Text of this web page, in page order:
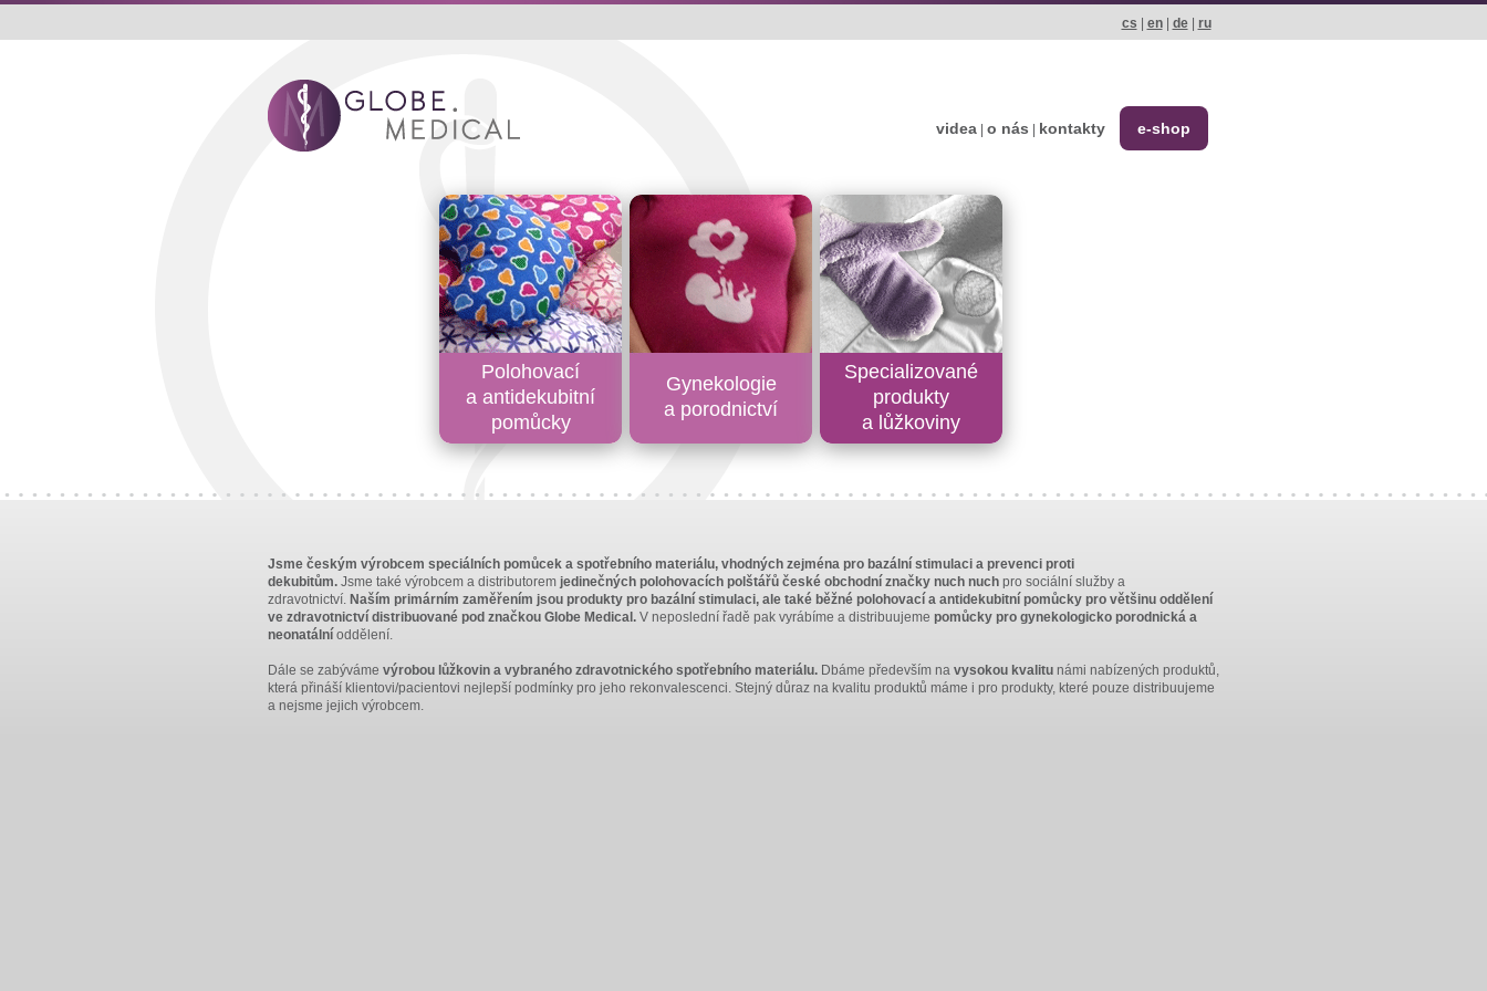
cs en| de| ru
videa o nás kontakty e-shop
Polohovací
a antidekubitní
pomůcky
Gynekologie
a porodnictví
Specializované
produkty
a lůžkoviny
Jsme českým výrobcem speciálních pomůcek a spotřebního materiálu, vhodných zejména pro bazální stimulaci a prevenci proti
dekubitům. Jsme také výrobcem a distributorem jedinečných polohovacích polštářů české obchodní značky nuch nuch pro sociální služby a
zdravotnictví. Naším primárním zaměřením jsou produkty pro bazální stimulaci, ale také běžné polohovací a antidekubitní pomůcky pro většinu oddělení
ve zdravotnictví distribuované pod značkou Globe Medical. V neposlední řadě pak vyrábíme a distribuujeme pomůcky pro gynekologicko porodnická a
neonatální oddělení.
Dále se zabýváme výrobou lůžkovin a vybraného zdravotnického spotřebního materiálu. Dbáme především na vysokou kvalitu námi nabízených produktů,
která přináší klientovi/pacientovi nejlepší podmínky pro jeho rekonvalescenci. Stejný důraz na kvalitu produktů máme i pro produkty, které pouze distribuujeme
a nejsme jejich výrobcem.